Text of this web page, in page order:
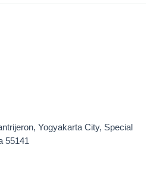
Yogyakarta City, Special
55141